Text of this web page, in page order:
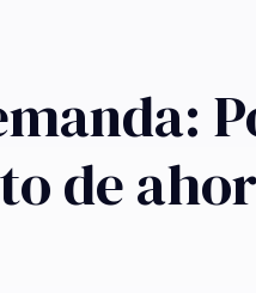
de